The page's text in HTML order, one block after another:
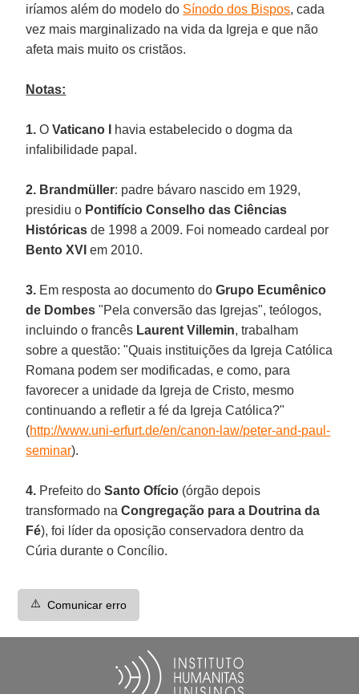
iríamos além do modelo do Sínodo dos Bispos, cada
vez mais marginalizado na vida da Igreja e que não
afeta mais muito os cristãos.
Notas:
1.OVaticano I havia estabelecido o dogma da
infalibilidade papal.
2. Brandmüller: padre bávaro nascido em 1929,
presidiu o Pontifício Conselho das Ciências
Históricasde 1998 a 2009. Foi nomeado cardeal por
Bento XVIem 2010.
3. Em resposta ao documento doGrupo Ecumênico
de Dombes"Pela conversão das Igrejas", teólogos,
incluindo o francês Laurent Villemin, trabalham
sobre a questão: "Quais instituições da Igreja Católica
Romana podem ser modificadas, e como, para
favorecer a unidade da Igreja de Cristo, mesmo
continuando a refletir a fé da Igreja Católica?"
(http://www.uni-erfurt.de/en/canon-law/peter-and-paul-
seminar).
4. Prefeito doSanto Ofício (órgão depois
transformado naCongregação para a Doutrina da
Fé), foi líder da oposição conservadora dentro da
Cúria durante o Concílio.
⚠️ Comunicar erro